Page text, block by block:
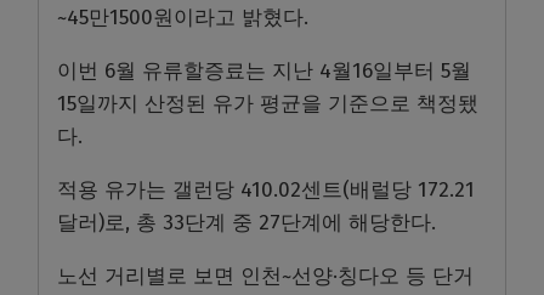
~45만1500원이라고 밝혔다.
이번 6월 유류할증료는 지난 4월16일부터 5월
15일까지 산정된 유가 평균을 기준으로 책정됐
다.
적용 유가는 갤런당 410.02센트(배럴당 172.21
달러)로, 총 33단계 중 27단계에 해당한다.
노선 거리별로 보면 인천~선양·칭다오 등 단거